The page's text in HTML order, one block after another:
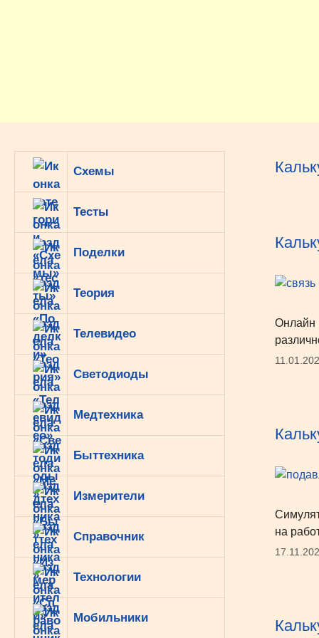
Онлайн
на
Схемы
Тесты
Поделки
Теория
Телевидео
Светодиоды
Медтехника
Быттехника
Измерители
Справочник
Технологии
Мобильники